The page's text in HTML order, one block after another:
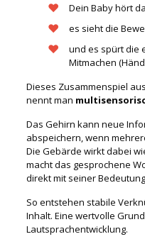
Dein Baby hört
es sieht die
und es spürt die
Mitmachen
Dieses Zusammenspiel
nennt man
Das Gehirn kann neue
abspeichern, wenn
Die Gebärde wirkt dabei
macht das gesprochene
direkt mit seiner
So entstehen stabile
Inhalt. Eine wertvolle
Lautsprachentwicklung.